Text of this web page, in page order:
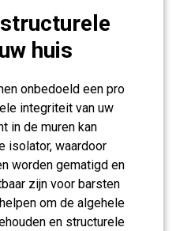
huis
onbedoeld een pro
integriteit van uw
in de muren kan
isolator, waardoor
worden gematigd en
zijn voor barsten
om de algehele
en structurele